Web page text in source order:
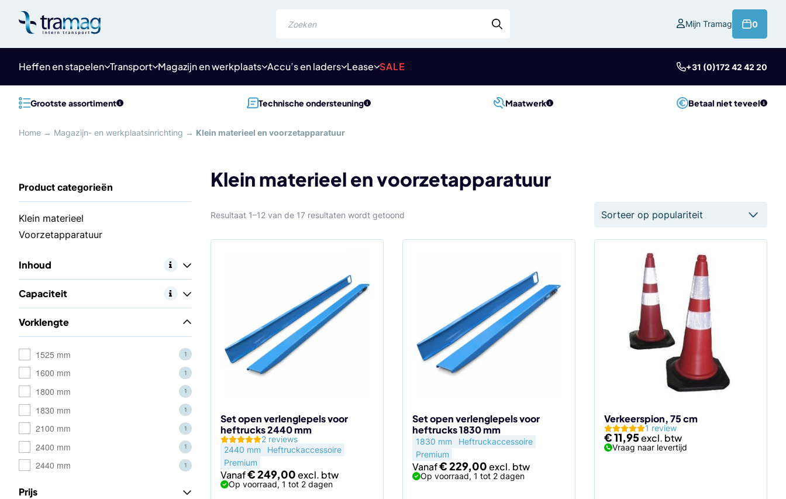
content
Mijn Tramag
0
Heffen en stapelen Transport Magazijn en werkplaats Accu’s en laders Lease SALE +31 (0)172 42 42 20
Grootste assortiment Technische ondersteuning Maatwerk Betaal niet teveel
Home → Magazijn- en werkplaatsinrichting → Klein materieel en voorzetapparatuur
Klein materieel en voorzetapparatuur
Klein materieel
Voorzetapparatuur
Inhoud
Capaciteit
Vorklengte
1525 mm 1
1600 mm 1
1800 mm 1
1830 mm 1
2100 mm 1
2400 mm 1
2440 mm 1
Prijs
Resultaat 1–12 van de 17 resultaten wordt getoondGesorteerd
populariteit
Set open verlenglepels voor
heftrucks 2440 mm
2 reviews
2440 mm
Heftruckaccessoire
Premium
Vanaf€249,00
Op voorraad, 1 tot 2 dagen
optie
kan
gekozen
de
productpagina
Set open verlenglepels voor
heftrucks 1830 mm
1830 mm
Heftruckaccessoire
Premium
Vanaf€229,00
Op voorraad, 1 tot 2 dagen
variaties.
Deze
optie
kan
gekozen
de
productpagina
Verkeerspion, 75 cm
1 review
€11,95
Vraag naar levertijd